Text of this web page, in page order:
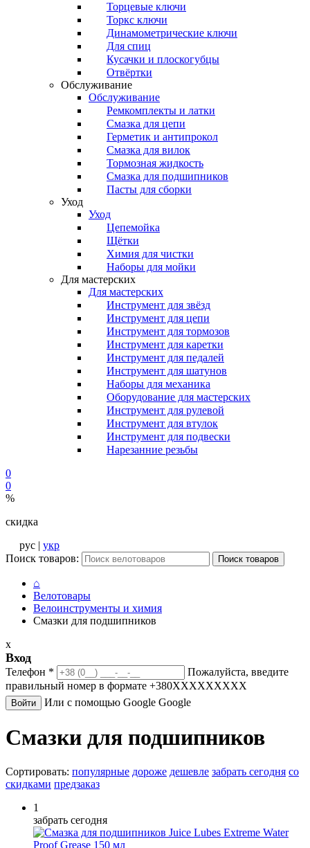
Торцевые ключи
Торкс ключи
Динамометрические ключи
Для спиц
Кусачки и плоскогубцы
Отвёртки
Обслуживание
Обслуживание
Ремкомплекты и латки
Смазка для цепи
Герметик и антипрокол
Смазка для вилок
Тормозная жидкость
Смазка для подшипников
Пасты для сборки
Уход
Уход
Цепемойка
Щётки
Химия для чистки
Наборы для мойки
Для мастерских
Для мастерских
Инструмент для звёзд
Инструмент для цепи
Инструмент для тормозов
Инструмент для каретки
Инструмент для педалей
Инструмент для шатунов
Наборы для механика
Оборудование для мастерских
Инструмент для рулевой
Инструмент для втулок
Инструмент для подвески
Нарезанние резьбы
0
0
%
скидка
рус | укр
Поиск товаров:
Поиск товаров
⌂
Велотовары
Велоинструменты и химия
Смазки для подшипников
x
Вход
Телефон *
Пожалуйста, введите
правильный номер в формате +380XXXXXXXXX
Войти Или с помощью Google Google
Смазки для подшипников
Сортировать: популярные дороже дешевле забрать сегодня со
скидками предзаказ
1
забрать сегодня